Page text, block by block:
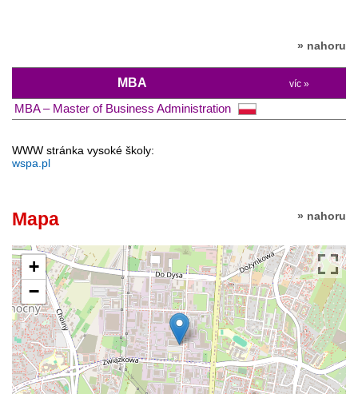
» nahoru
MBA víc »
MBA – Master of Business Administration
WWW stránka vysoké školy:
wspa.pl
» nahoru
Mapa
+
−